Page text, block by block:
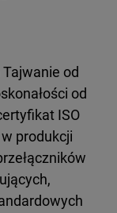
Tajwanie od
od
ISO
produkcji